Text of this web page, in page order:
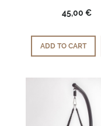
45,00 €
ADD TO CART